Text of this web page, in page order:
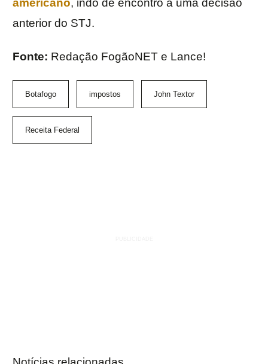
americano, indo de encontro a uma decisão
anterior do STJ.
Fonte: Redação FogãoNET e Lance!
Botafogo impostos John Textor
Receita Federal